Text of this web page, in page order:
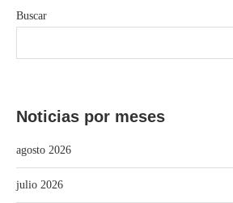
Buscar
Noticias por meses
agosto 2026
julio 2026